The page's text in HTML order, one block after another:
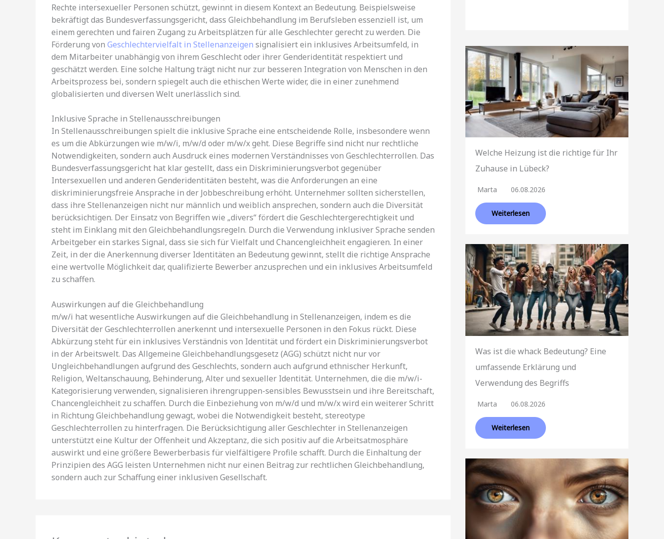
Rechte intersexueller Personen schützt, gewinnt in diesem Kontext an Bedeutung. Beispielsweise
bekräftigt das Bundesverfassungsgericht, dass Gleichbehandlung im Berufsleben essenziell ist, um
einem gerechten und fairen Zugang zu Arbeitsplätzen für alle Geschlechter gerecht zu werden. Die
Förderung von Geschlechtervielfalt in Stellenanzeigen signalisiert ein inklusives Arbeitsumfeld, in
dem Mitarbeiter unabhängig von ihrem Geschlecht oder ihrer Genderidentität respektiert und
geschätzt werden. Eine solche Haltung trägt nicht nur zur besseren Integration von Menschen in den
Arbeitsprozess bei, sondern spiegelt auch die ethischen Werte wider, die in einer zunehmend
globalisierten und diversen Welt unerlässlich sind.
Inklusive Sprache in Stellenausschreibungen
In Stellenausschreibungen spielt die inklusive Sprache eine entscheidende Rolle, insbesondere wenn
es um die Abkürzungen wie m/w/i, m/w/d oder m/w/x geht. Diese Begriffe sind nicht nur rechtliche
Notwendigkeiten, sondern auch Ausdruck eines modernen Verständnisses von Geschlechterrollen. Das
Bundesverfassungsgericht hat klar gestellt, dass ein Diskriminierungsverbot gegenüber
Intersexuellen und anderen Genderidentitäten besteht, was die Anforderungen an eine
diskriminierungsfreie Ansprache in der Jobbeschreibung erhöht. Unternehmer sollten sicherstellen,
dass ihre Stellenanzeigen nicht nur männlich und weiblich ansprechen, sondern auch die Diversität
berücksichtigen. Der Einsatz von Begriffen wie „divers“ fördert die Geschlechtergerechtigkeit und
steht im Einklang mit den Gleichbehandlungsregeln. Durch die Verwendung inklusiver Sprache senden
Arbeitgeber ein starkes Signal, dass sie sich für Vielfalt und Chancengleichheit engagieren. In einer
Zeit, in der die Anerkennung diverser Identitäten an Bedeutung gewinnt, stellt die richtige Ansprache
eine wertvolle Möglichkeit dar, qualifizierte Bewerber anzusprechen und ein inklusives Arbeitsumfeld
zu schaffen.
Auswirkungen auf die Gleichbehandlung
m/w/i hat wesentliche Auswirkungen auf die Gleichbehandlung in Stellenanzeigen, indem es die
Diversität der Geschlechterrollen anerkennt und intersexuelle Personen in den Fokus rückt. Diese
Abkürzung steht für ein inklusives Verständnis von Identität und fördert ein Diskriminierungsverbot
in der Arbeitswelt. Das Allgemeine Gleichbehandlungsgesetz (AGG) schützt nicht nur vor
Ungleichbehandlungen aufgrund des Geschlechts, sondern auch aufgrund ethnischer Herkunft,
Religion, Weltanschauung, Behinderung, Alter und sexueller Identität. Unternehmen, die die m/w/i-
Kategorisierung verwenden, signalisieren ihrengruppen-sensibles Bewusstsein und ihre Bereitschaft,
Chancengleichheit zu schaffen. Durch die Einbeziehung von m/w/d und m/w/x wird ein weiterer Schritt
in Richtung Gleichbehandlung gewagt, wobei die Notwendigkeit besteht, stereotype
Geschlechterrollen zu hinterfragen. Die Berücksichtigung aller Geschlechter in Stellenanzeigen
unterstützt eine Kultur der Offenheit und Akzeptanz, die sich positiv auf die Arbeitsatmosphäre
auswirkt und eine größere Bewerberbasis für vielfältigere Profile schafft. Durch die Einhaltung der
Prinzipien des AGG leisten Unternehmen nicht nur einen Beitrag zur rechtlichen Gleichbehandlung,
sondern auch zur Schaffung einer inklusiven Gesellschaft.
Welche Heizung ist die richtige für Ihr
Zuhause in Lübeck?
Marta 06.08.2026
Weiterlesen
Was ist die whack Bedeutung? Eine
umfassende Erklärung und
Verwendung des Begriffs
Marta 06.08.2026
Weiterlesen